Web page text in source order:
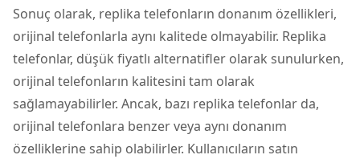
Sonuç olarak, replika telefonların donanım özellikleri,
orijinal telefonlarla aynı kalitede olmayabilir. Replika
telefonlar, düşük fiyatlı alternatifler olarak sunulurken,
orijinal telefonların kalitesini tam olarak
sağlamayabilirler. Ancak, bazı replika telefonlar da,
orijinal telefonlara benzer veya aynı donanım
özelliklerine sahip olabilirler. Kullanıcıların satın